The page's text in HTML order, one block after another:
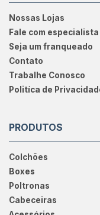
Nossas Lojas
Fale com especialista
Seja um franqueado
Contato
Trabalhe Conosco
Politíca de
PRODUTOS
Colchões
Boxes
Poltronas
Cabeceiras